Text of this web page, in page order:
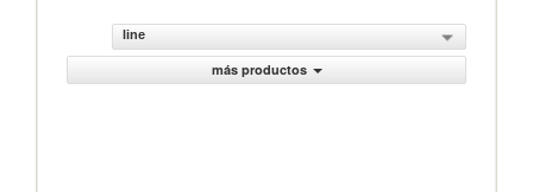
line
más productos